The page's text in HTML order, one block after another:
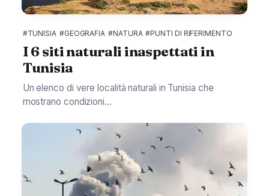
#TUNISIA #GEOGRAFIA #NATURA #PUNTI DI RIFERIMENTO
I 6 siti naturali inaspettati in
Tunisia
Un elenco di vere località naturali in Tunisia che
mostrano condizioni...